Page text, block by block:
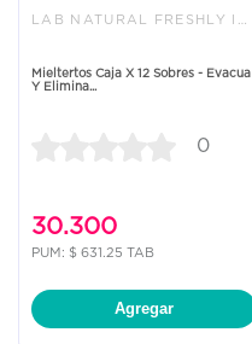
Mieltertos Caja X 12 Sobres - Evacua
Y Elimina...
0
30.300
PUM: $ 631.25 TAB
Agregar